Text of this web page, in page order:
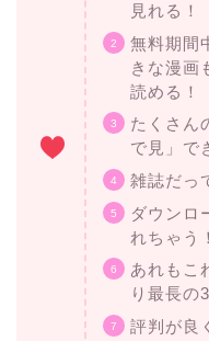
見れる！
無料期間
きな漫画
読める！
たくさん
で見」で
雑誌だっ
ダウンロ
れちゃう！
あれもこ
り最長の
評判が良